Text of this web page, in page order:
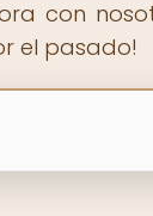
con
el pasado!